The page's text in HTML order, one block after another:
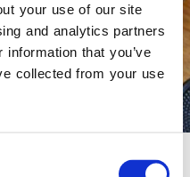
your use of our site
and analytics partners
that you’ve
collected from your use
i högsta hugg ger sig
okända växter!